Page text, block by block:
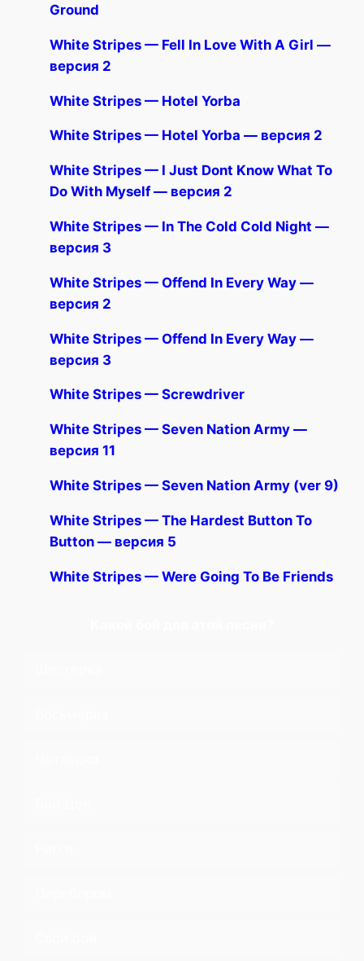
Ground
White Stripes — Fell In Love With A Girl —
версия 2
White Stripes — Hotel Yorba
White Stripes — Hotel Yorba — версия 2
White Stripes — I Just Dont Know What To
Do With Myself — версия 2
White Stripes — In The Cold Cold Night —
версия 3
White Stripes — Offend In Every Way —
версия 2
White Stripes — Offend In Every Way —
версия 3
White Stripes — Screwdriver
White Stripes — Seven Nation Army —
версия 11
White Stripes — Seven Nation Army (ver 9)
White Stripes — The Hardest Button To
Button — версия 5
White Stripes — Were Going To Be Friends